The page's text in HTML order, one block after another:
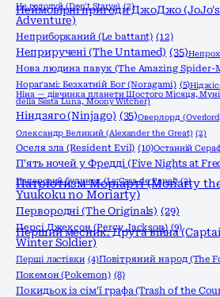
Не голодуй (Don't Starve) (2)
Неймовірні пригоди ДжоДжо (JoJo's
Adventure)
Неприборканий (Le battant) (12)
Неприручені (The Untamed) (35)
Нова людина павук (The Amazing Spider-
Нораґамі: Безхатній Бог (Noragami) (5)
Ніна — дівчинка планети Шостого Місяця,
della Sesta Luna, Moony Witcher)
Ніндзяго (Ninjago) (35)Оверлорд
Олександр Великий (Alexander the Great) (2)
Оселя зла (Resident Evil) (10)Останній
П'ять ночей у Фредді (Five Nights at
Паперовий будинок (La Casa de Papel) (2)
Патріотизм Моріарті (Moriarty
Yuukoku no Moriarty)
Первородні (The Originals) (29)
Персі Джексон (Percy Jackson) (9)
Перший месник: Друга війна
Winter Soldier)
Перші ластівки (4)Повітряний народ (The
Покемон (Pokemon) (8)
Покидьок із сім'ї графа (Trash of the